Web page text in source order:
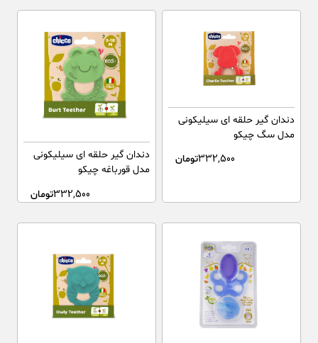
دندان گیر حلقه ای سیلیکونی
مدل سگ چیکو
332,500تومان
دندان گیر حلقه ای سیلیکونی
مدل قورباغه چیکو
332,500تومان